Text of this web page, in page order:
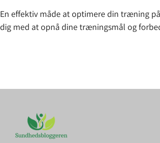
En effektiv måde at optimere din træning
dig med at opnå dine træningsmål og